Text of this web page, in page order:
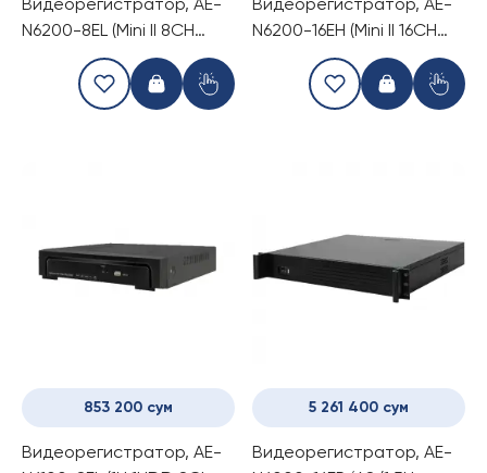
Видеорегистратор, AE-
N6200-8EL (Mini II 8CH
Видеорегистратор, AE-
N6200-16EH (Mini II 16CH
853 200 сум
Видеорегистратор, AE-
5 261 400 сум
Видеорегистратор, AE-